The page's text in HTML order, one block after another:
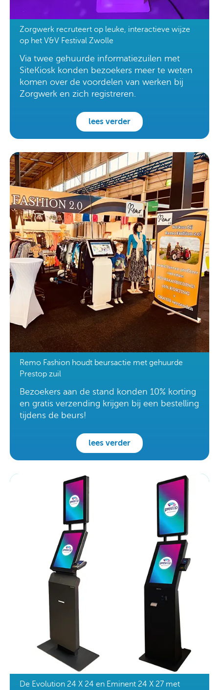
Zorgwerk recruteert op leuke, interactieve wijze
op het V&V Festival Zwolle
Via twee gehuurde informatiezuilen met
SiteKiosk konden bezoekers meer te weten
komen over de voordelen van werken bij
Zorgwerk en zich registreren.
lees verder
Remo Fashion houdt beursactie met gehuurde
Prestop zuil
Bezoekers aan de stand konden 10% korting
en gratis verzending krijgen bij een bestelling
tijdens de beurs!
lees verder
De Evolution 24 X 24 en Eminent 24 X 27 met